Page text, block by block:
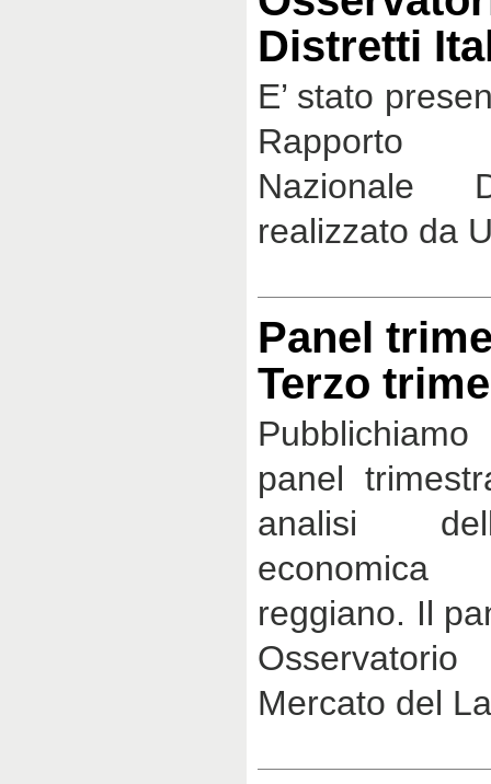
Distretti
E’ stato
Rapporto
Nazionale
realizzato da
Panel
Terzo
panel
analisi
reggiano. Il
Mercato del